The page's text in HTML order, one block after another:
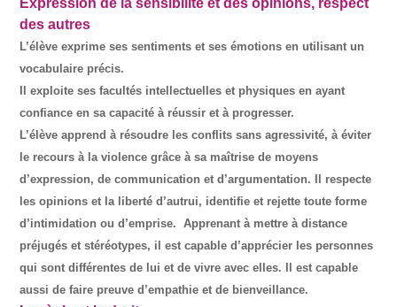
Expression de la sensibilité et des opinions, respect
des autres
L’élève exprime ses sentiments et ses émotions en utilisant un
vocabulaire précis.
Il exploite ses facultés intellectuelles et physiques en ayant
confiance en sa capacité à réussir et à progresser.
L’élève apprend à résoudre les conflits sans agressivité, à éviter
le recours à la violence grâce à sa maîtrise de moyens
d’expression, de communication et d’argumentation. Il respecte
les opinions et la liberté d’autrui, identifie et rejette toute forme
d’intimidation ou d’emprise. Apprenant à mettre à distance
préjugés et stéréotypes, il est capable d’apprécier les personnes
qui sont différentes de lui et de vivre avec elles. Il est capable
aussi de faire preuve d’empathie et de bienveillance.